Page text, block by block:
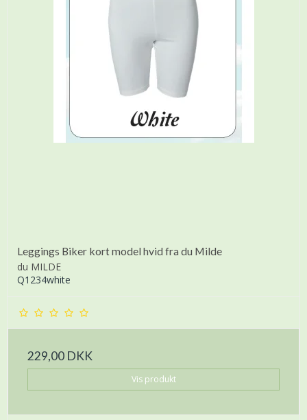
Leggings Biker kort model hvid fra du Milde
du MILDE
Q1234white
229,00 DKK
Vis produkt